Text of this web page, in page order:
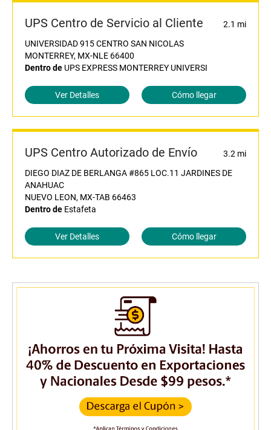
UPS Centro de Servicio al Cliente
2.1 mi
UNIVERSIDAD 915 CENTRO SAN NICOLAS
MONTERREY, MX-NLE 66400
Dentro de UPS EXPRESS MONTERREY UNIVERSI
Ver Detalles Cómo llegar
UPS Centro Autorizado de Envío
3.2 mi
DIEGO DIAZ DE BERLANGA #865 LOC.11 JARDINES DE
ANAHUAC
NUEVO LEON, MX-TAB 66463
Dentro de Estafeta
Ver Detalles Cómo llegar